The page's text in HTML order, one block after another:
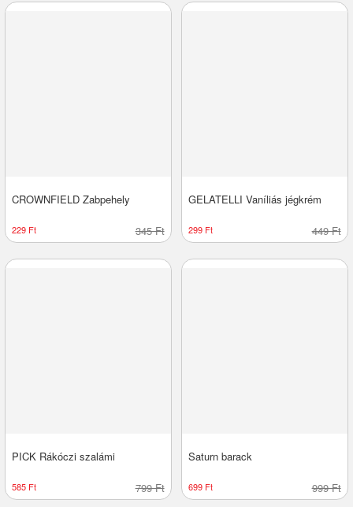
CROWNFIELD Zabpehely
229 Ft 345 Ft
GELATELLI Vaníliás jégkrém
299 Ft 449 Ft
PICK Rákóczi szalámi
585 Ft 799 Ft
Saturn barack
699 Ft 999 Ft